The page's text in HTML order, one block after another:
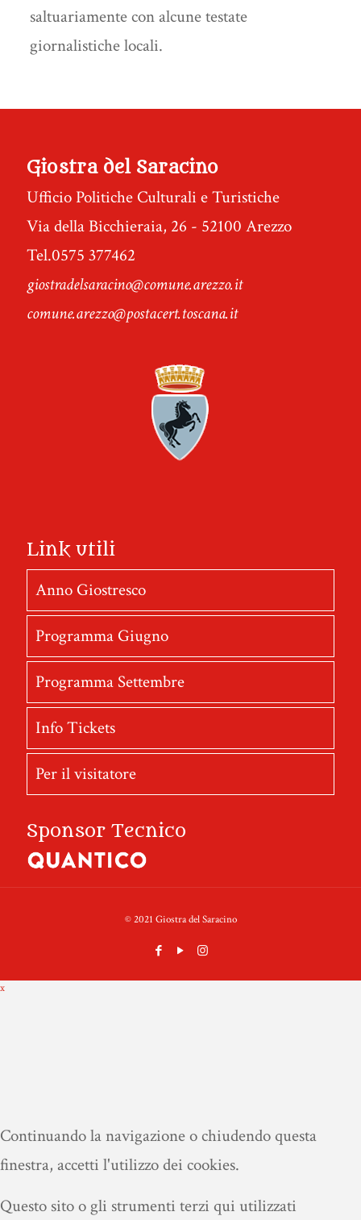
saltuariamente con alcune testate
giornalistiche locali.
Giostra del Saracino
Ufficio Politiche Culturali e Turistiche
Via della Bicchieraia, 26 - 52100 Arezzo
Tel.0575 377462
giostradelsaracino@comune.arezzo.it
comune.arezzo@postacert.toscana.it
Link utili
Anno Giostresco
Programma Giugno
Programma Settembre
Info Tickets
Per il visitatore
Sponsor Tecnico
© 2021 Giostra del Saracino
x
Continuando la navigazione o chiudendo questa
finestra, accetti l'utilizzo dei cookies.
Questo sito o gli strumenti terzi qui utilizzati